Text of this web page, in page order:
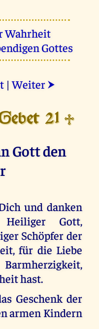
Wahrheit
Gottes
|Weiter ⮞
21 ♱
Gott den
und danken
Gott,
Schöpfer der
für die Liebe
hast.
Geschenk der
armen Kindern